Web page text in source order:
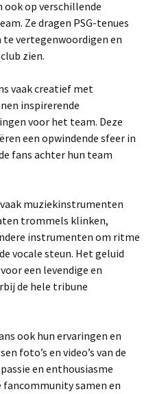
op verschillende
Ze dragen PSG-tenues
vertegenwoordigen en
zien.
vaak creatief met
inspirerende
voor het team. Deze
een opwindende sfeer in
fans achter hun team
muziekinstrumenten
trommels klinken,
instrumenten om ritme
vocale steun. Het geluid
een levendige en
de hele tribune
ook hun ervaringen en
foto’s en video’s van de
en enthousiasme
fancommunity samen en